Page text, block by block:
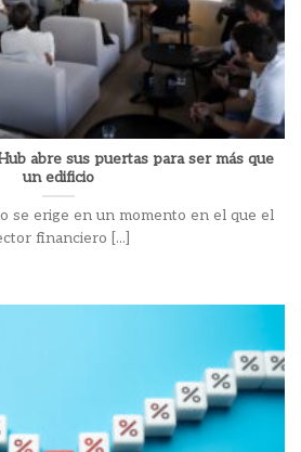
abre sus puertas para ser más que
un edificio
se erige en un momento en el que el
financiero [...]